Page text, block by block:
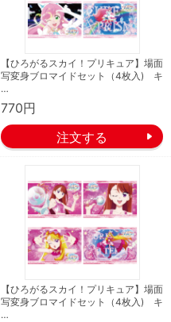
【ひろがるスカイ！プリキュア】場面
写変身ブロマイドセット（4枚入) キ
…
770円
【ひろがるスカイ！プリキュア】場面
写変身ブロマイドセット（4枚入) キ
…